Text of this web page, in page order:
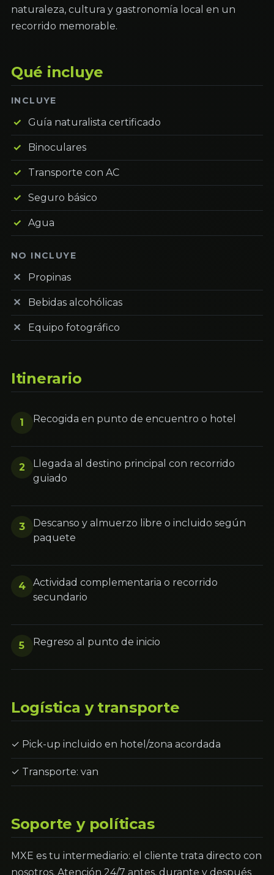
naturaleza, cultura y gastronomía local en un
recorrido memorable.
Qué incluye
INCLUYE
Guía naturalista certificado
Binoculares
Transporte con AC
Seguro básico
Agua
NO INCLUYE
Propinas
Bebidas alcohólicas
Equipo fotográfico
Itinerario
1 Recogida en punto de encuentro o hotel
2
Llegada al destino principal con recorrido
guiado
3
Descanso y almuerzo libre o incluido según
paquete
4
Actividad complementaria o recorrido
secundario
5 Regreso al punto de inicio
Logística y transporte
✓ Pick-up incluido en hotel/zona acordada
✓ Transporte: van
Soporte y políticas
MXE es tu intermediario: el cliente trata directo con
nosotros. Atención 24/7 antes, durante y después